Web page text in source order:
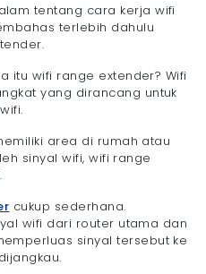
tentang cara kerja wifi
terlebih dahulu
itu wifi range extender? Wifi
yang dirancang untuk
area di rumah atau
sinyal wifi, wifi range
cukup sederhana.
wifi dari router utama dan
sinyal tersebut ke